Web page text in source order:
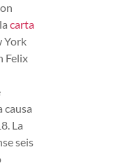
carta
York
Felix
causa
La
seis